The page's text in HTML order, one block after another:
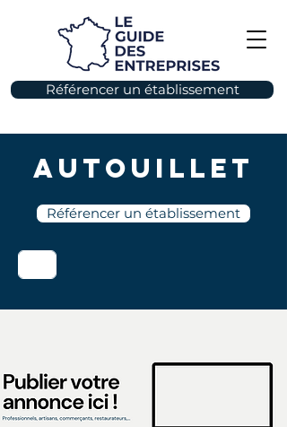
Référencer un établissement
Autouillet
Référencer un établissement